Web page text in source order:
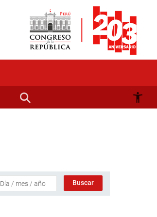
Día / mes / año